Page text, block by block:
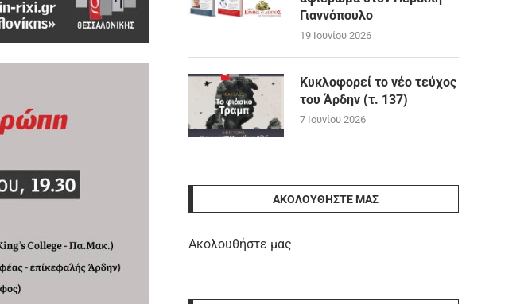
Γιαννόπουλο
19 Ιουνίου 2026
Κυκλοφορεί το νέο τεύχος
του Άρδην (τ. 137)
7 Ιουνίου 2026
ΑΚΟΛΟΥΘΉΣΤΕ ΜΑΣ
Ακολουθήστε μας